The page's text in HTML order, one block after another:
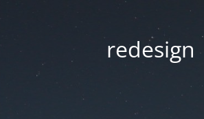
redesign